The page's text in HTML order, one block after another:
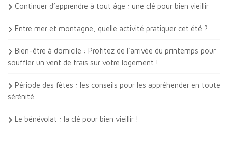
Continuer d’apprendre à tout âge : une clé pour bien vieillir
Entre mer et montagne, quelle activité pratiquer cet été ?
Bien-être à domicile : Profitez de l’arrivée du printemps pour
souffler un vent de frais sur votre logement !
Période des fêtes : les conseils pour les appréhender en toute
sérénité.
Le bénévolat : la clé pour bien vieillir !